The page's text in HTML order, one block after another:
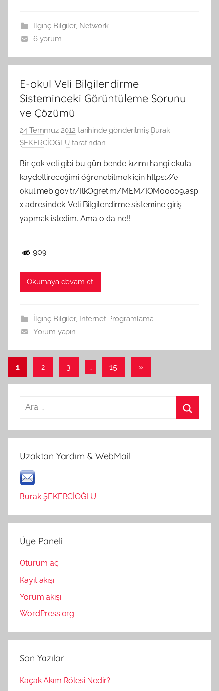
İlginç Bilgiler, Network
6 yorum
E-okul Veli Bilgilendirme
Sistemindeki Görüntüleme Sorunu
ve Çözümü
24 Temmuz 2012 tarihinde gönderilmiş Burak
ŞEKERCİOĞLU tarafından
Bir çok veli gibi bu gün bende kızımı hangi okula
kaydettireceğimi öğrenebilmek için https://e-
okul.meb.gov.tr/IlkOgretim/MEM/IOM00009.asp
x adresindeki Veli Bilgilendirme sistemine giriş
yapmak istedim. Ama o da ne!!
909
Okumaya devam et
İlginç Bilgiler, Internet Programlama
Yorum yapın
Yazı
sayfalaması
1 2 3 … 15
Sonraki
»
Arama:
Uzaktan Yardım & WebMail
Burak ŞEKERCİOĞLU
Üye Paneli
Oturum aç
Kayıt akışı
Yorum akışı
WordPress.org
Son Yazılar
Kaçak Akım Rölesi Nedir?